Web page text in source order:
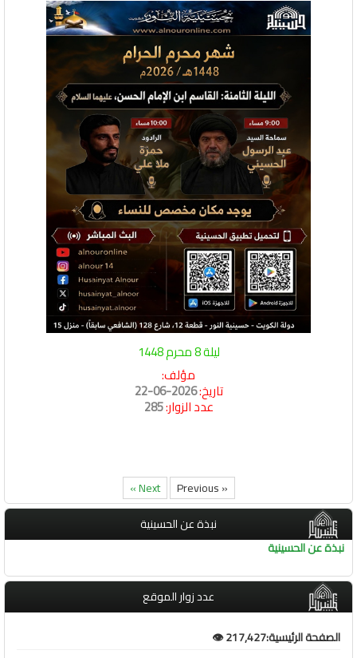
ليلة 8 محرم 1448
مؤلف:
تاريخ:2026-06-22
عدد الزوار:285
« Previous
Next »
نبذة عن الحسينية
نبذة عن الحسينية
عدد زوار الموقع
الصفحة الرئيسية:217,427 👁️